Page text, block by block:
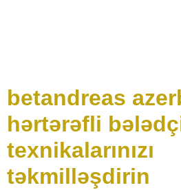
betandreas
hərtərəfli
texnikalarınızı
təkmilləşdirin